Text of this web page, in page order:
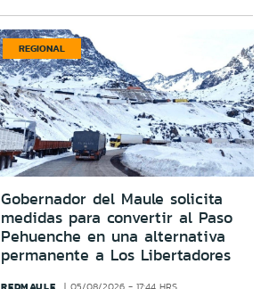
REGIONAL
Gobernador del Maule solicita
medidas para convertir al Paso
Pehuenche en una alternativa
permanente a Los Libertadores
REDMAULE